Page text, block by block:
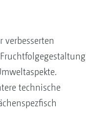
verbesserten
technische